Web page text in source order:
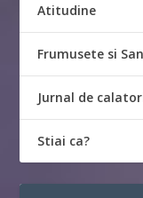
Atitudine
Frumusete si
Jurnal de
Stiai ca?